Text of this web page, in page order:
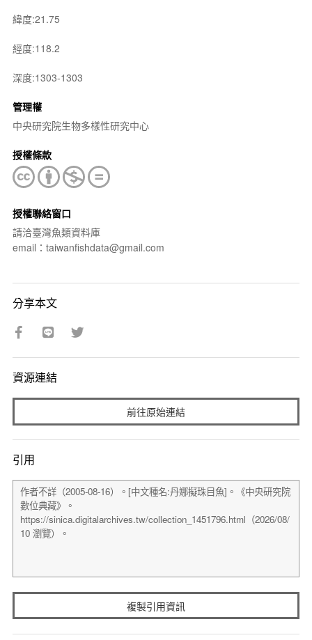
緯度:21.75
經度:118.2
深度:1303-1303
管理權
中央研究院生物多樣性研究中心
授權條款
授權聯絡窗口
請洽臺灣魚類資料庫
email：taiwanfishdata@gmail.com
分享本文
資源連結
前往原始連結
引用
複製引用資訊